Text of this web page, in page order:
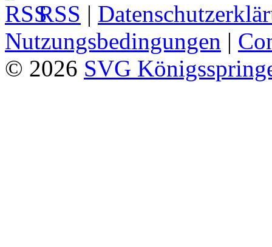
RSS |
Nutzungsbedingungen |
© 2026 SVG